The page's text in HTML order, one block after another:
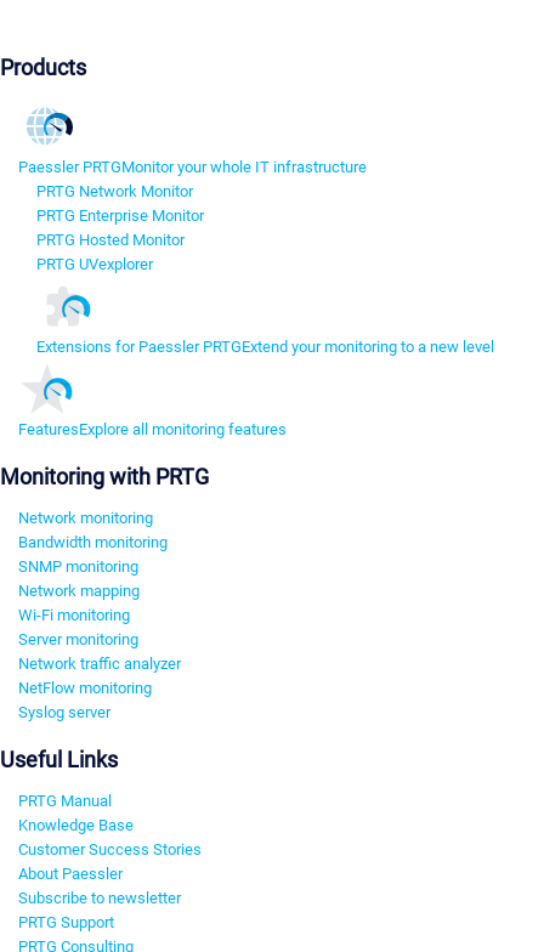
Products
Paessler PRTGMonitor your whole IT infrastructure
PRTG Network Monitor
PRTG Enterprise Monitor
PRTG Hosted Monitor
PRTG UVexplorer
Extensions for Paessler PRTGExtend your monitoring to a new level
FeaturesExplore all monitoring features
Monitoring with PRTG
Network monitoring
Bandwidth monitoring
SNMP monitoring
Network mapping
Wi-Fi monitoring
Server monitoring
Network traffic analyzer
NetFlow monitoring
Syslog server
Useful Links
PRTG Manual
Knowledge Base
Customer Success Stories
About Paessler
Subscribe to newsletter
PRTG Support
PRTG Consulting